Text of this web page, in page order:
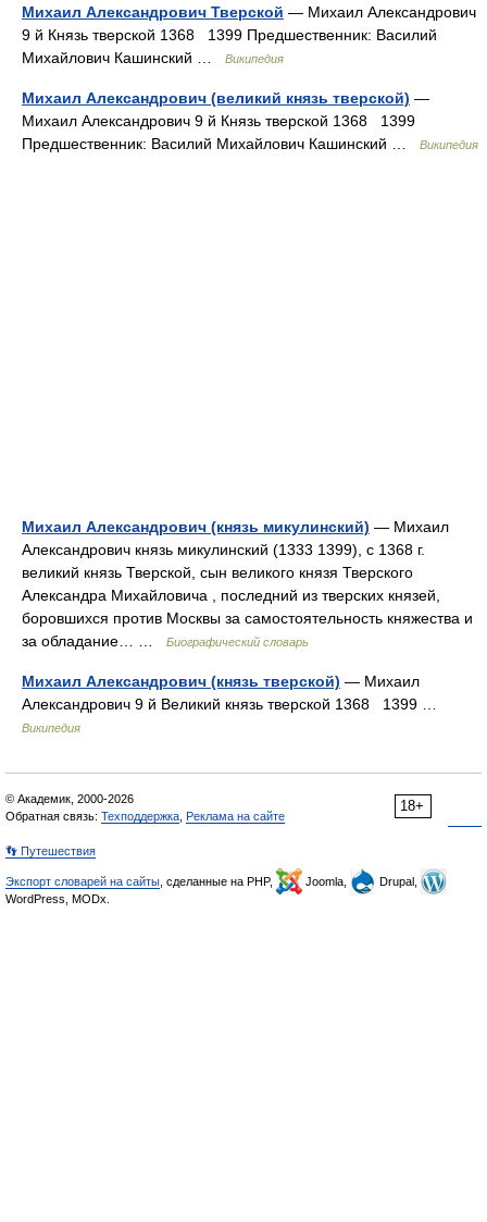
Михаил Александрович Тверской — Михаил Александрович
9 й Князь тверской 1368 1399 Предшественник: Василий
Михайлович Кашинский …
Википедия
Михаил Александрович (великий князь тверской) —
Михаил Александрович 9 й Князь тверской 1368 1399
Предшественник: Василий Михайлович Кашинский …
Википедия
Михаил Александрович (князь микулинский) — Михаил
Александрович князь микулинский (1333 1399), с 1368 г.
великий князь Тверской, сын великого князя Тверского
Александра Михайловича , последний из тверских князей,
боровшихся против Москвы за самостоятельность княжества и
за обладание… …
Биографический словарь
Михаил Александрович (князь тверской) — Михаил
Александрович 9 й Великий князь тверской 1368 1399 …
Википедия
18+
© Академик, 2000-2026
Обратная связь: Техподдержка Реклама на сайте
👣 Путешествия
Экспорт словарей на сайты , сделанные на PHP, Joomla,
Drupal,
WordPress, MODx.